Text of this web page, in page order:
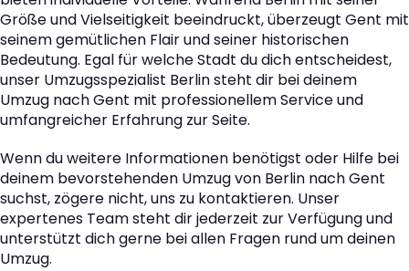
Größe und Vielseitigkeit beeindruckt, überzeugt Gent mit
seinem gemütlichen Flair und seiner historischen
Bedeutung. Egal für welche Stadt du dich entscheidest,
unser Umzugsspezialist Berlin steht dir bei deinem
Umzug nach Gent mit professionellem Service und
umfangreicher Erfahrung zur Seite.
Wenn du weitere Informationen benötigst oder Hilfe bei
deinem bevorstehenden Umzug von Berlin nach Gent
suchst, zögere nicht, uns zu kontaktieren. Unser
expertenes Team steht dir jederzeit zur Verfügung und
unterstützt dich gerne bei allen Fragen rund um deinen
Umzug.